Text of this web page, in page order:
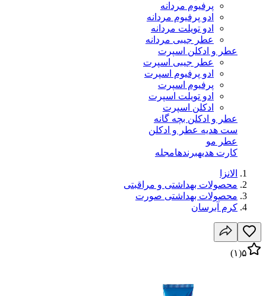
پرفیوم مردانه
ادو پرفیوم مردانه
ادو تویلت مردانه
عطر جیبی مردانه
عطر و ادکلن اسپرت
عطر جیبی اسپرت
ادو پرفیوم اسپرت
پرفیوم اسپرت
ادو تویلت اسپرت
ادکلن اسپرت
عطر و ادکلن بچه گانه
ست هدیه عطر و ادکلن
عطر مو
کارت هدیهبرندهامجله
الانزا
محصولات بهداشتی و مراقبتی
محصولات بهداشتی صورت
کرم آبرسان
۵(۱)